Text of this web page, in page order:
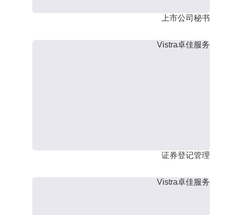
上市公司秘书
Vistra卓佳服务
证券登记管理
Vistra卓佳服务